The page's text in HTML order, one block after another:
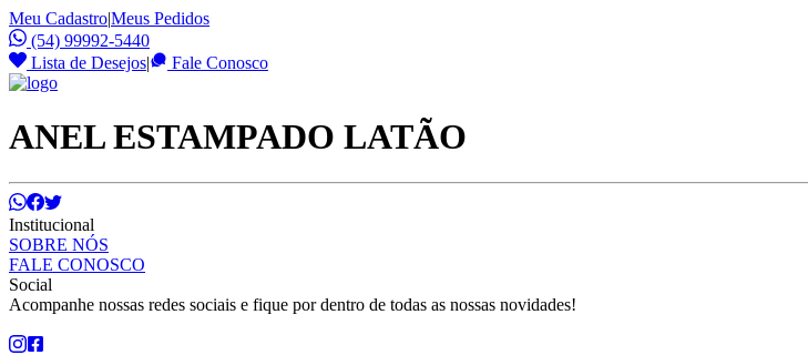
Meu Cadastro|Meus Pedidos
(54) 99992-5440
Lista de Desejos| Fale Conosco
ANEL ESTAMPADO LATÃO
Institucional
SOBRE NÓS
FALE CONOSCO
Social
Acompanhe nossas redes sociais e fique por dentro de todas as nossas novidades!